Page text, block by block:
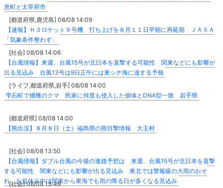
恵町と太宰府市
[都道府県,鹿児島] 08/08 14:09
【速報】Ｈ３ロケット９号機 打ち上げを８月１１日早朝に再延期 ＪＡＸＡ
「気象条件整わず」
[社会] 08/08 14:06
【台風情報】来週、台風15号が北日本を直撃する可能性 関東などにも影響が
出る見込み 台風13号は9日正午には東シナ海に達する予報
[ライフ,都道府県,岩手] 08/08 14:00
雫石町で捕獲のクマ 民家に何度も侵入した個体とDNA型一致 岩手県
[都道府県] 08/08 14:00
【熊出没】８月８日（土）福島県の熊目撃情報 大玉村
[社会] 08/08 13:50
【台風情報】ダブル台風の今後の進路予想は 来週、台風15号が北日本を直撃
する可能性 関東などにも影響が出る見込み 東北では警報級の大雨のおそ
れ お盆休み中は関東から東海でも雨の降る日が多くなる見込み
[社会] 08/08 13:49